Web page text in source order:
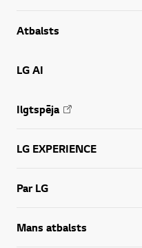
Atbalsts
LG AI
Ilgtspēja
LG EXPERIENCE
Par LG
Mans atbalsts